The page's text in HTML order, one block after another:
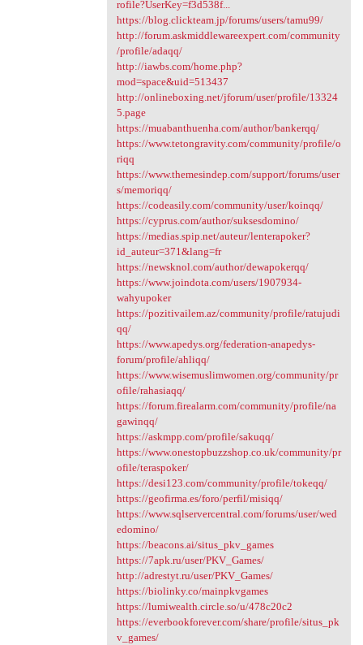
rofile?UserKey=f3d538f...
https://blog.clickteam.jp/forums/users/tamu99/
http://forum.askmiddlewareexpert.com/community
/profile/adaqq/
http://iawbs.com/home.php?
mod=space&uid=513437
http://onlineboxing.net/jforum/user/profile/13324
5.page
https://muabanthuenha.com/author/bankerqq/
https://www.tetongravity.com/community/profile/o
riqq
https://www.themesindep.com/support/forums/user
s/memoriqq/
https://codeasily.com/community/user/koinqq/
https://cyprus.com/author/suksesdomino/
https://medias.spip.net/auteur/lenterapoker?
id_auteur=371&lang=fr
https://newsknol.com/author/dewapokerqq/
https://www.joindota.com/users/1907934-
wahyupoker
https://pozitivailem.az/community/profile/ratujudi
qq/
https://www.apedys.org/federation-anapedys-
forum/profile/ahliqq/
https://www.wisemuslimwomen.org/community/pr
ofile/rahasiaqq/
https://forum.firealarm.com/community/profile/na
gawinqq/
https://askmpp.com/profile/sakuqq/
https://www.onestopbuzzshop.co.uk/community/pr
ofile/teraspoker/
https://desi123.com/community/profile/tokeqq/
https://geofirma.es/foro/perfil/misiqq/
https://www.sqlservercentral.com/forums/user/wed
edomino/
https://beacons.ai/situs_pkv_games
https://7apk.ru/user/PKV_Games/
http://adrestyt.ru/user/PKV_Games/
https://biolinky.co/mainpkvgames
https://lumiwealth.circle.so/u/478c20c2
https://everbookforever.com/share/profile/situs_pk
v_games/